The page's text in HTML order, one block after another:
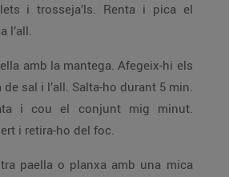
trosseja’ls. Renta i pica el
l’all.
la mantega. Afegeix-hi els
sal i l’all. Salta-ho durant 5 min.
i cou el conjunt mig minut.
hi el julivert i retira-ho del foc.
o planxa amb una mica